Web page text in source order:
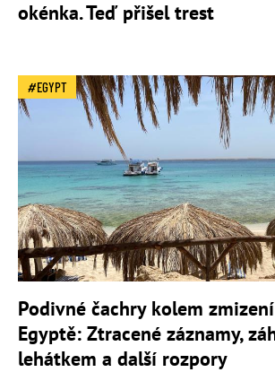
okénka. Teď přišel trest
EGYPT
Podivné čachry kolem
Egyptě: Ztracené záznamy,
lehátkem a další rozpory